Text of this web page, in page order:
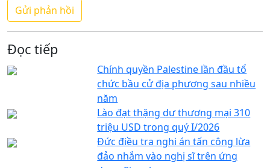
Đọc tiếp
Chính quyền Palestine lần đầu tổ
chức bầu cử địa phương sau nhiều
năm
Lào đạt thặng dư thương mại 310
triệu USD trong quý I/2026
Đức điều tra nghi án tấn công lừa
đảo nhắm vào nghị sĩ trên ứng